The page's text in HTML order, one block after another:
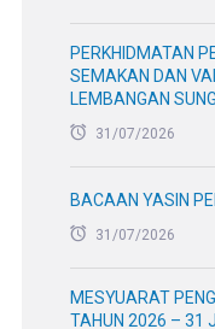
PERKHIDMATAN
SEMAKAN DAN
LEMBANGAN
31/07/2026
BACAAN YASIN
31/07/2026
MESYUARAT
TAHUN 2026 – 31